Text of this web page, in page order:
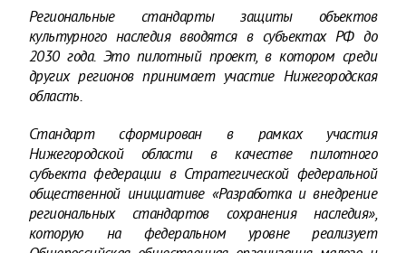
Региональные стандарты защиты объектов
культурного наследия вводятся в субъектах РФ до
2030 года. Это пилотный проект, в котором среди
других регионов принимает участие Нижегородская
область.
Стандарт сформирован в рамках участия
Нижегородской области в качестве пилотного
субъекта федерации в Стратегической федеральной
общественной инициативе «Разработка и внедрение
региональных стандартов сохранения наследия»,
которую на федеральном уровне реализует